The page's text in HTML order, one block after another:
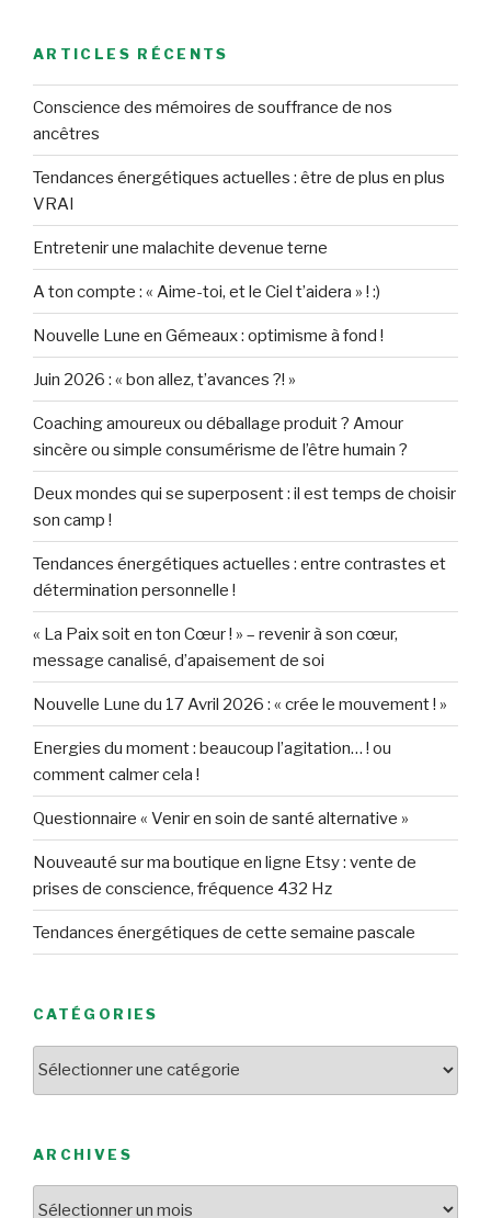
ARTICLES RÉCENTS
Conscience des mémoires de souffrance de nos
ancêtres
Tendances énergétiques actuelles : être de plus en plus
VRAI
Entretenir une malachite devenue terne
A ton compte : « Aime-toi, et le Ciel t’aidera » ! :)
Nouvelle Lune en Gémeaux : optimisme à fond !
Juin 2026 : « bon allez, t’avances ?! »
Coaching amoureux ou déballage produit ? Amour
sincère ou simple consumérisme de l’être humain ?
Deux mondes qui se superposent : il est temps de choisir
son camp !
Tendances énergétiques actuelles : entre contrastes et
détermination personnelle !
« La Paix soit en ton Cœur ! » – revenir à son cœur,
message canalisé, d’apaisement de soi
Nouvelle Lune du 17 Avril 2026 : « crée le mouvement ! »
Energies du moment : beaucoup l’agitation… ! ou
comment calmer cela !
Questionnaire « Venir en soin de santé alternative »
Nouveauté sur ma boutique en ligne Etsy : vente de
prises de conscience, fréquence 432 Hz
Tendances énergétiques de cette semaine pascale
CATÉGORIES
ARCHIVES